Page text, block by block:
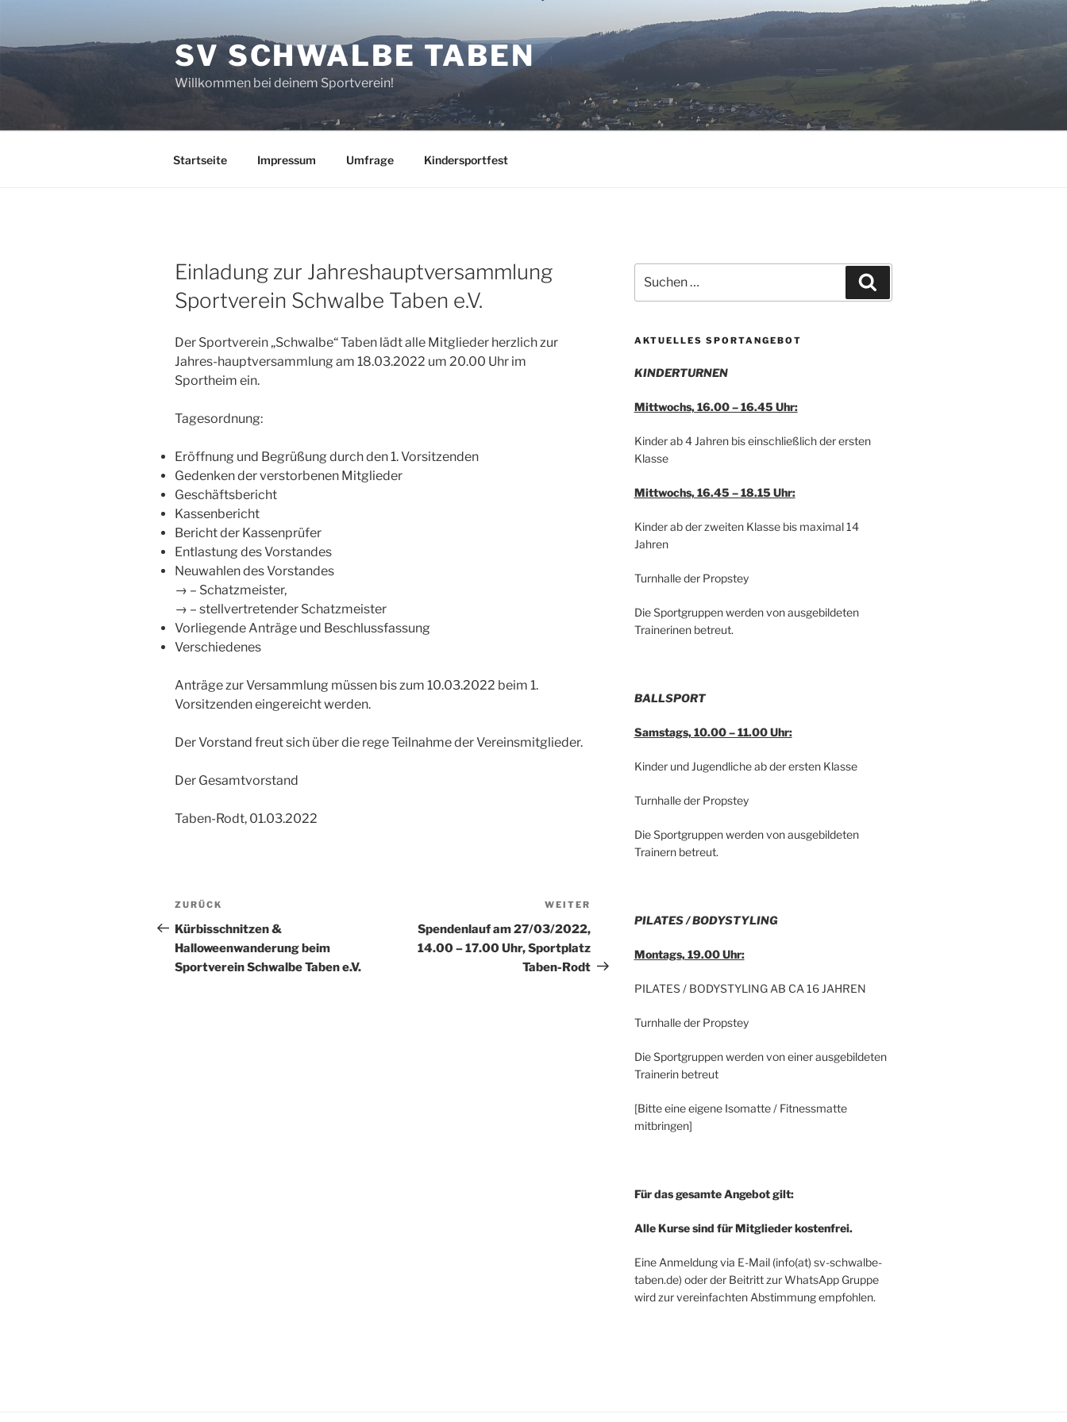
springen
SV SCHWALBE TABEN
Willkommen bei deinem Sportverein!
Startseite Impressum Umfrage Kindersportfest
Einladung zur Jahreshauptversammlung
Sportverein Schwalbe Taben e.V.
Der Sportverein „Schwalbe“ Taben lädt alle Mitglieder herzlich zur
Jahres-hauptversammlung am 18.03.2022 um 20.00 Uhr im
Sportheim ein.
Tagesordnung:
Eröffnung und Begrüßung durch den 1. Vorsitzenden
Gedenken der verstorbenen Mitglieder
Geschäftsbericht
Kassenbericht
Bericht der Kassenprüfer
Entlastung des Vorstandes
Neuwahlen des Vorstandes
→ – Schatzmeister,
→ – stellvertretender Schatzmeister
Vorliegende Anträge und Beschlussfassung
Verschiedenes
Anträge zur Versammlung müssen bis zum 10.03.2022 beim 1.
Vorsitzenden eingereicht werden.
Der Vorstand freut sich über die rege Teilnahme der Vereinsmitglieder.
Der Gesamtvorstand
Taben-Rodt, 01.03.2022
Beitragsnavigation
Vorheriger
Beitrag
ZURÜCK
Kürbisschnitzen &
Halloweenwanderung beim
Sportverein Schwalbe Taben e.V.
Beitrag
WEITER
Spendenlauf am 27/03/2022,
14.00 – 17.00 Uhr, Sportplatz
Taben-Rodt
nach:
AKTUELLES SPORTANGEBOT
KINDERTURNEN
Mittwochs, 16.00 – 16.45 Uhr:
Kinder ab 4 Jahren bis einschließlich der ersten
Klasse
Mittwochs, 16.45 – 18.15 Uhr:
Kinder ab der zweiten Klasse bis maximal 14
Jahren
Turnhalle der Propstey
Die Sportgruppen werden von ausgebildeten
Trainerinen betreut.
BALLSPORT
Samstags, 10.00 – 11.00 Uhr:
Kinder und Jugendliche ab der ersten Klasse
Turnhalle der Propstey
Die Sportgruppen werden von ausgebildeten
Trainern betreut.
PILATES / BODYSTYLING
Montags, 19.00 Uhr:
PILATES / BODYSTYLING AB CA 16 JAHREN
Turnhalle der Propstey
Die Sportgruppen werden von einer ausgebildeten
Trainerin betreut
[Bitte eine eigene Isomatte / Fitnessmatte
mitbringen]
Für das gesamte Angebot gilt:
Alle Kurse sind für Mitglieder kostenfrei.
Eine Anmeldung via E-Mail (info(at) sv-schwalbe-
taben.de) oder der Beitritt zur WhatsApp Gruppe
wird zur vereinfachten Abstimmung empfohlen.